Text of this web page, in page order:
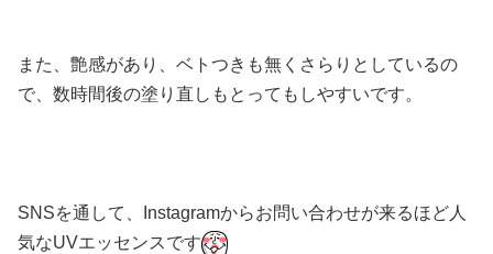
また、艶感があり、ベトつきも無くさらりとしているの
で、数時間後の塗り直しもとってもしやすいです。
SNSを通して、Instagramからお問い合わせが来るほど人
気なUVエッセンスです